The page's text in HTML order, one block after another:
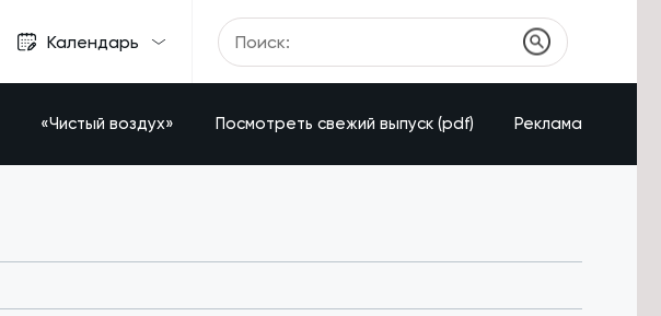
Календарь
«Чистый воздух» Посмотреть свежий выпуск (pdf) Реклама